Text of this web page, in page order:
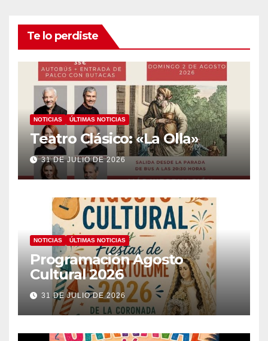
Te lo perdiste
NOTICIAS ÚLTIMAS NOTICIAS
Teatro Clásico: «La Olla»
31 DE JULIO DE 2026
NOTICIAS ÚLTIMAS NOTICIAS
Programación Agosto
Cultural 2026
31 DE JULIO DE 2026